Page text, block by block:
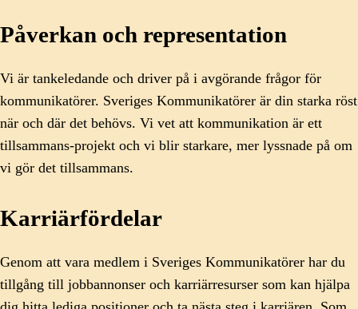
Påverkan och representation
Vi är tankeledande och driver på i avgörande frågor för
kommunikatörer. Sveriges Kommunikatörer är din starka röst
när och där det behövs. Vi vet att kommunikation är ett
tillsammans-projekt och vi blir starkare, mer lyssnade på om
vi gör det tillsammans.
Karriärfördelar
Genom att vara medlem i Sveriges Kommunikatörer har du
tillgång till jobbannonser och karriärresurser som kan hjälpa